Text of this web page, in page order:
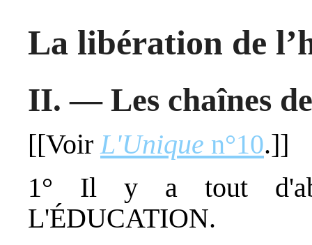
La libération de
II. ― Les chaînes
[[VoirL'Unique n°10.]]
1° Il y a tout
L'ÉDUCATION.